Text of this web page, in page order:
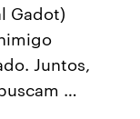
Gadot)
Juntos,
…